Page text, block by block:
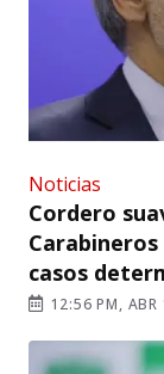
Noticias
Cordero
casos
12:56 PM, ABR